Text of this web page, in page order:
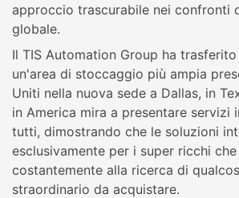
approccio trascurabile nei confronti
globale.
Il TIS Automation Group ha
un'area di stoccaggio più ampia
Uniti nella nuova sede a Dallas, in
in America mira a presentare servizi
tutti, dimostrando che le soluzioni
esclusivamente per i super ricchi
costantemente alla ricerca di
straordinario da acquistare.